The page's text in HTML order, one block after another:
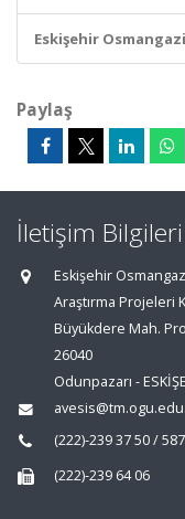
Eskişehir
Paylaş
İletişim Bilgileri
Eskişehir
Araştırma Projeleri
Büyükdere Mah.
26040
Odunpazarı -
(222)-239 37 50 /
(222)-239 64 06